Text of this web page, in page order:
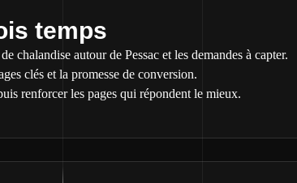
temps
chalandise autour de Pessac et les demandes à capter.
clés et la promesse de conversion.
renforcer les pages qui répondent le mieux.